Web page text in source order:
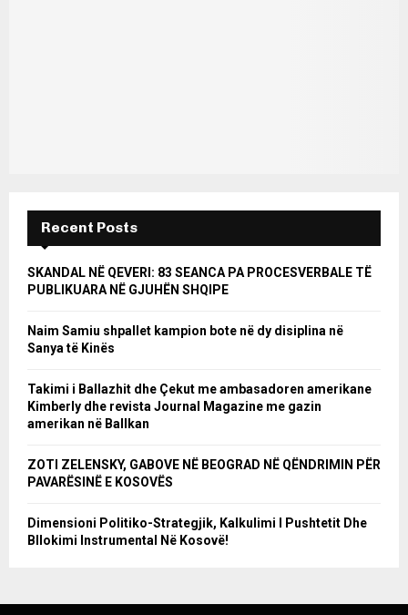
Recent Posts
SKANDAL NË QEVERI: 83 SEANCA PA PROCESVERBALE TË
PUBLIKUARA NË GJUHËN SHQIPE
Naim Samiu shpallet kampion bote në dy disiplina në
Sanya të Kinës
Takimi i Ballazhit dhe Çekut me ambasadoren amerikane
Kimberly dhe revista Journal Magazine me gazin
amerikan në Ballkan
ZOTI ZELENSKY, GABOVE NË BEOGRAD NË QËNDRIMIN PËR
PAVARËSINË E KOSOVËS
Dimensioni Politiko-Strategjik, Kalkulimi I Pushtetit Dhe
Bllokimi Instrumental Në Kosovë!